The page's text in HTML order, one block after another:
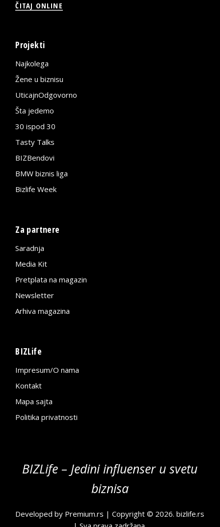
ČITAJ ONLINE
Projekti
Najkolega
Žene u biznisu
UticajnOdgovorno
Šta jedemo
30 ispod 30
Tasty Talks
BIZBendovi
BMW biznis liga
Bizlife Week
Za partnere
Saradnja
Media Kit
Pretplata na magazin
Newsletter
Arhiva magazina
BIZLife
Impresum/O nama
Kontakt
Mapa sajta
Politika privatnosti
BIZLife – Jedini influenser u svetu
biznisa
Developed by Premium.rs | Copyright © 2026.bizlife.rs